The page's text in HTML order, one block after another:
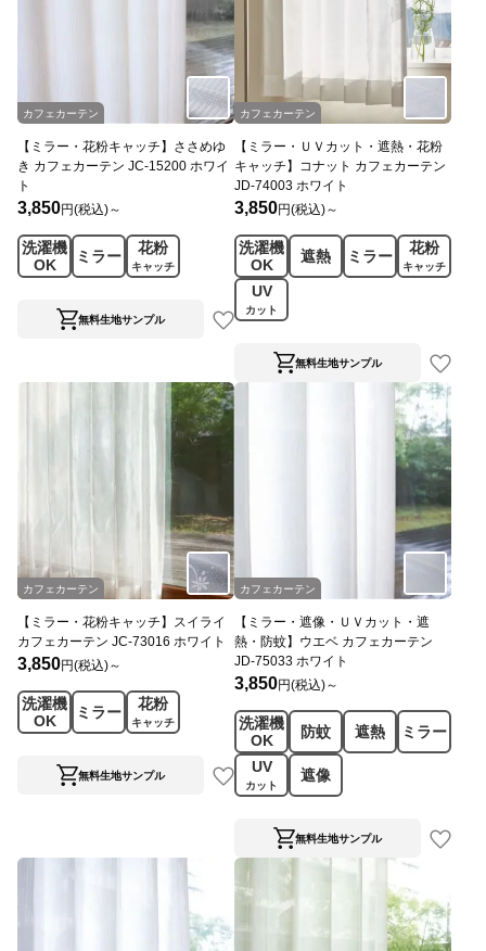
カフェカーテン
【ミラー・花粉キャッチ】ささめゆ
き カフェカーテン JC-15200 ホワイ
ト
3,850円(税込)～
洗濯機
OK
ミラー 花粉
キャッチ
無料生地サンプル
カフェカーテン
【ミラー・ＵＶカット・遮熱・花粉
キャッチ】コナット カフェカーテン
JD-74003 ホワイト
3,850円(税込)～
洗濯機
OK
遮熱 ミラー 花粉
キャッチ
UV
カット
無料生地サンプル
カフェカーテン
【ミラー・花粉キャッチ】スイライ
カフェカーテン JC-73016 ホワイト
3,850円(税込)～
洗濯機
OK
ミラー 花粉
キャッチ
無料生地サンプル
カフェカーテン
【ミラー・遮像・ＵＶカット・遮
熱・防蚊】ウエベ カフェカーテン
JD-75033 ホワイト
3,850円(税込)～
洗濯機
OK
防蚊 遮熱
ミラー
UV
カット
遮像
無料生地サンプル